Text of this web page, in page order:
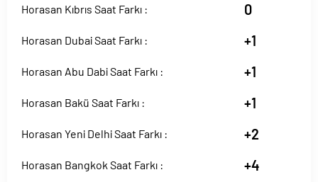
Horasan Kıbrıs Saat Farkı : 0
Horasan Dubai Saat Farkı : +1
Horasan Abu Dabi Saat Farkı : +1
Horasan Bakü Saat Farkı : +1
Horasan Yeni Delhi Saat Farkı : +2
Horasan Bangkok Saat Farkı : +4